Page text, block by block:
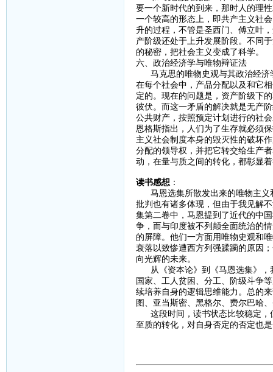
要一个新时代的到来，那时人的理
一个较高的形态上，即共产主义社
升的过程，不管是圣西门、傅立叶
产阶级还处于上升发展阶段。不同
的秘密，把社会主义变成了科学。
六、政治经济学与唯物辩证法
马克思的唯物史观与其政治经济
在每个社会中，产品分配以及和它
定的。现在的问题是，资产阶级下
彼伏。而这一矛盾的解决就是无产
公共财产，按照预定计划进行的社
恩格斯指出，人们为了生存就必须
主义社会制度本身的毁灭性的破坏
分配的领导权，并把它转交给生产
动，在量与质之间的转化，都彰显
读书感想 ：
马恩选集所散发出来的唯物主义
批判也有诸多体现，但由于我见解
集第二卷中，马恩提到了近代的中
争，而与印度被不列颠全面统治的
的屏障。他们一方面用唯物史观和
衰落以致惨遭西方列强蹂躏的原因
向光辉的未来。
从《资本论》到《马恩选集》，
国家、工人贫困、分工、阶级斗争
续培养自身的逻辑思维能力。总的
图、亚当斯密、黑格尔、费尔巴哈
这段时间，读书状态比较稳定，
至质的转化，对自身否定的否定也